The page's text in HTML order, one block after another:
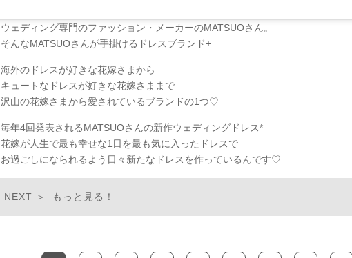
ウェディング専門のファッション・メーカーのMATSUOさん。
そんなMATSUOさんが手掛けるドレスブランド+
海外のドレスが好きな花嫁さまから
キュートなドレスが好きな花嫁さままで
沢山の花嫁さまから愛されているブランドの1つ♡
毎年4回発表されるMATSUOさんの新作ウェディングドレス*
花嫁が人生で最も幸せな1日を最も気に入ったドレスで
お過ごしになられるよう日々新たなドレスを作っているんです♡
もっと見る！